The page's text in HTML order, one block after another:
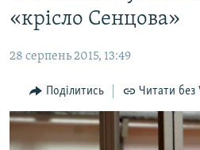
матеріалу
Перейти
до
навігації
Перейти
ВІДЕО ТА ФОТО
ПОЛІТИКА
БЛОГИ
ПОГЛЯД
«крісло Сенцова»
28 серпень 2015, 13:49
Поділитись Читати без